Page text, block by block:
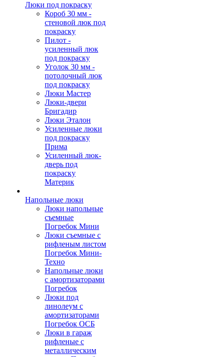
Люки под покраску
Короб 30 мм -
стеновой люк под
покраску
Пилот -
усиленный люк
под покраску
Уголок 30 мм -
потолочный люк
под покраску
Люки Мастер
Люки-двери
Бригадир
Люки Эталон
Усиленные люки
под покраску
Прима
Усиленный люк-
дверь под
покраску
Материк
Напольные люки
Люки напольные
съемные
Погребок Мини
Люки съемные с
рифленым листом
Погребок Мини-
Техно
Напольные люки
с амортизаторами
Погребок
Люки под
линолеум с
амортизаторами
Погребок ОСБ
Люки в гараж
рифленые с
металлическим